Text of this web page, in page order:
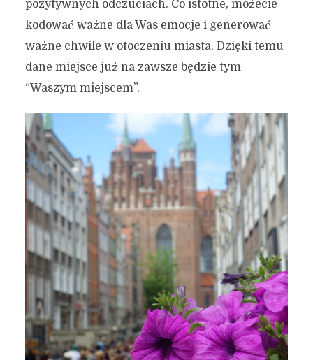
pozytywnych odczuciach. Co istotne, możecie
kodować ważne dla Was emocje i generować
ważne chwile w otoczeniu miasta. Dzięki temu
dane miejsce już na zawsze będzie tym
“Waszym miejscem”.